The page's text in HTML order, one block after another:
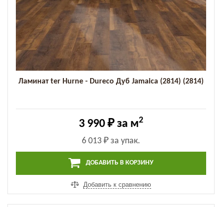
Ламинат ter Hurne - Dureco Дуб Jamaica (2814) (2814)
3 990 ₽ за м2
6 013 ₽ за упак.
ДОБАВИТЬ В КОРЗИНУ
Добавить к сравнению